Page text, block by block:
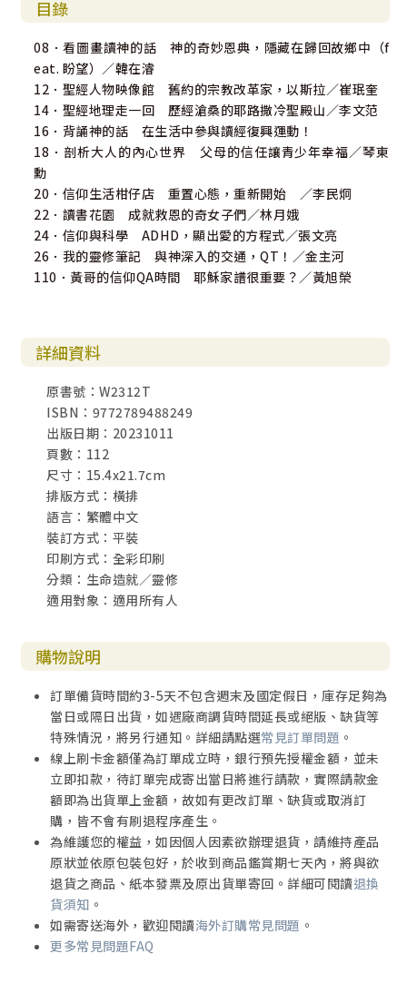
目錄
08．看圖畫讀神的話 神的奇妙恩典，隱藏在歸回故鄉中（f
eat. 盼望）／韓在濬
12．聖經人物映像館 舊約的宗教改革家，以斯拉／崔珉奎
14．聖經地理走一回 歷經滄桑的耶路撒冷聖殿山／李文范
16．背誦神的話 在生活中參與讀經復興運動！
18．剖析大人的內心世界 父母的信任讓青少年幸福／琴東
勳
20．信仰生活柑仔店 重置心態，重新開始 ／李民炯
22．讀書花園 成就救恩的奇女子們／林月娥
24．信仰與科學 ADHD，顯出愛的方程式／張文亮
26．我的靈修筆記 與神深入的交通，QT！／金主河
110．黃哥的信仰QA時間 耶穌家譜很重要？／黃旭榮
詳細資料
原書號：W2312T
ISBN：9772789488249
出版日期：20231011
頁數：112
尺寸：15.4x21.7cm
排版方式：橫排
語言：繁體中文
裝訂方式：平裝
印刷方式：全彩印刷
分類：生命造就／靈修
適用對象：適用所有人
購物說明
訂單備貨時間約3-5天不包含週末及國定假日，庫存足夠為
當日或隔日出貨，如遇廠商調貨時間延長或絕版、缺貨等
特殊情況，將另行通知。詳細請點選常見訂單問題 。
線上刷卡金額僅為訂單成立時，銀行預先授權金額，並未
立即扣款，待訂單完成寄出當日將進行請款，實際請款金
額即為出貨單上金額，故如有更改訂單、缺貨或取消訂
購，皆不會有刷退程序產生。
為維護您的權益，如因個人因素欲辦理退貨，請維持產品
原狀並依原包裝包好，於收到商品鑑賞期七天內，將與欲
退貨之商品、紙本發票及原出貨單寄回。詳細可閱讀退換
貨須知 。
如需寄送海外，歡迎閱讀海外訂購常見問題 。
更多常見問題FAQ